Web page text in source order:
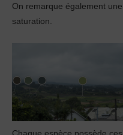
On remarque également une
saturation.
Chaque espèce possède